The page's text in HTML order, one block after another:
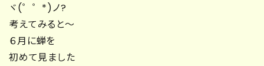
ヾ(゜゜*)ノ?
考えてみると～
６月に蝉を
初めて見ました